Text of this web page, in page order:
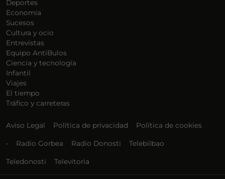
Deportes
Economía
Sucesos
Cultura y ocio
Entrevistas
Equipo AntiBulos
Ciencia y tecnología
Infantil
Viajes
El tiempo
Tráfico y carreteras
Aviso Legal Política de privacidad Política de cookies
• Radio Gorbea Radio Donosti Telebilbao
Teledonosti Televitoria